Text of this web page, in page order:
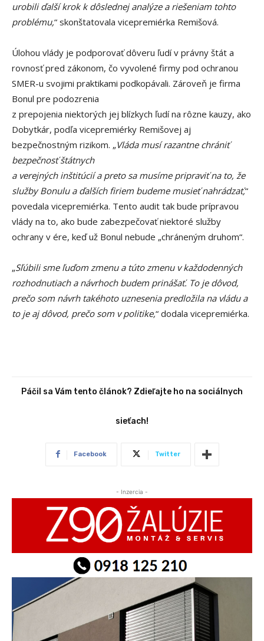
urobili ďalší krok k dôslednej analýze a riešeniam tohto
problému,“ skonštatovala vicepremiérka Remišová.
Úlohou vlády je podporovať dôveru ľudí v právny štát a
rovnosť pred zákonom, čo vyvolené firmy pod ochranou
SMER-u svojimi praktikami podkopávali. Zároveň je firma
Bonul pre podozrenia
z prepojenia niektorých jej blízkych ľudí na rôzne kauzy, ako
Dobytkár, podľa vicepremiérky Remišovej aj
bezpečnostným rizikom. „Vláda musí razantne chrániť
bezpečnosť štátnych
a verejných inštitúcií a preto sa musíme pripraviť na to, že
služby Bonulu a ďalších firiem budeme musieť nahrádzať,“
povedala vicepremiérka. Tento audit tak bude prípravou
vlády na to, ako bude zabezpečovať niektoré služby
ochrany v ére, keď už Bonul nebude „chráneným druhom“.
„Sľúbili sme ľuďom zmenu a túto zmenu v každodenných
rozhodnutiach a návrhoch budem prinášať. To je dôvod,
prečo som návrh takéhoto uznesenia predložila na vládu a
to je aj dôvod, prečo som v politike,“ dodala vicepremiérka.
Páčil sa Vám tento článok? Zdieľajte ho na sociálnych
sieťach!
Facebook Twitter
- Inzercia -